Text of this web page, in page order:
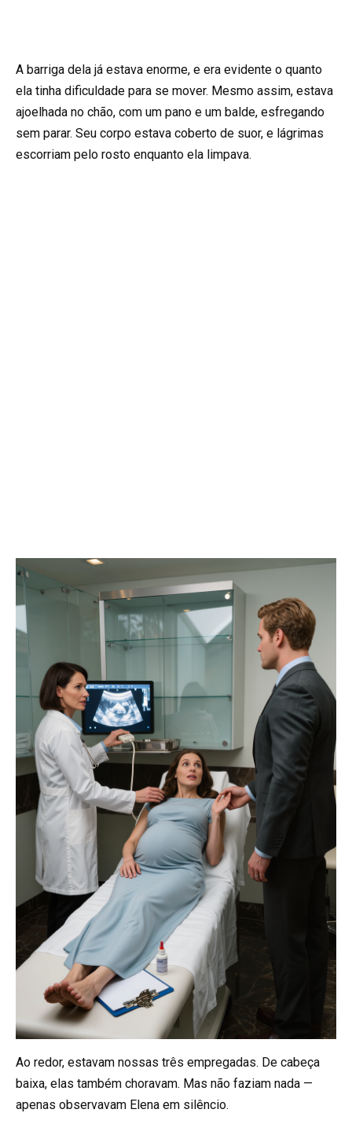
A barriga dela já estava enorme, e era evidente o quanto
ela tinha dificuldade para se mover. Mesmo assim, estava
ajoelhada no chão, com um pano e um balde, esfregando
sem parar. Seu corpo estava coberto de suor, e lágrimas
escorriam pelo rosto enquanto ela limpava.
Ao redor, estavam nossas três empregadas. De cabeça
baixa, elas também choravam. Mas não faziam nada —
apenas observavam Elena em silêncio.